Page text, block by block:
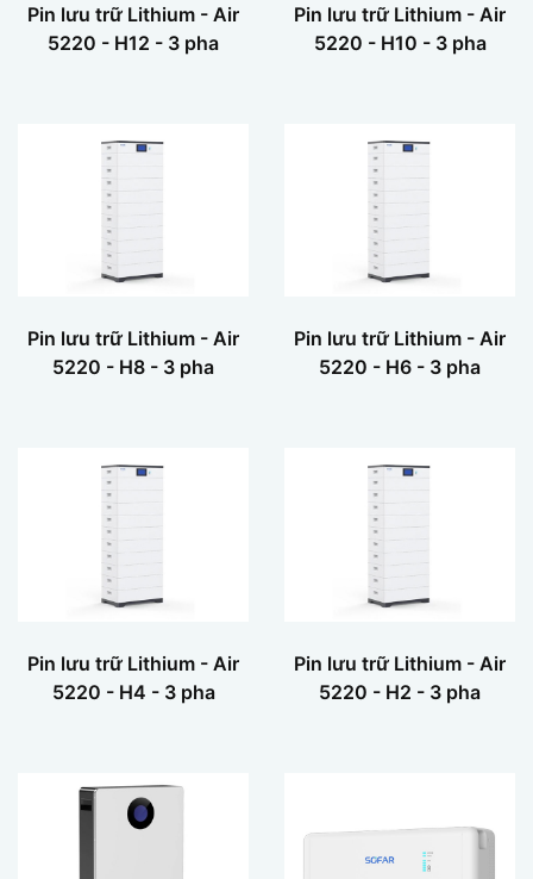
Pin lưu trữ Lithium - Air
5220 - H12 - 3 pha
Pin lưu trữ Lithium - Air
5220 - H10 - 3 pha
Pin lưu trữ Lithium - Air
5220 - H8 - 3 pha
Pin lưu trữ Lithium - Air
5220 - H6 - 3 pha
Pin lưu trữ Lithium - Air
5220 - H4 - 3 pha
Pin lưu trữ Lithium - Air
5220 - H2 - 3 pha